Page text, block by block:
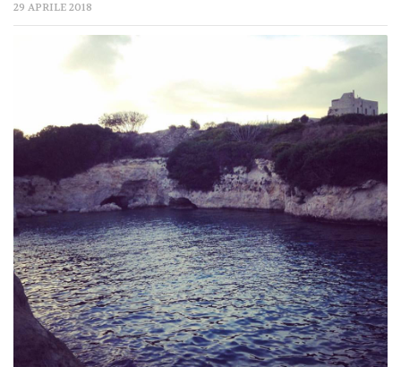
29 APRILE 2018